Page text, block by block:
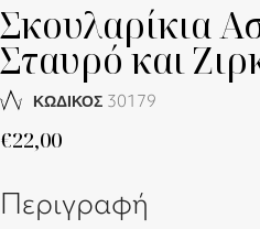
Σκουλαρίκια
Σταυρό και
ΚΩΔΙΚΟΣ 30179
€22,00
Περιγραφή